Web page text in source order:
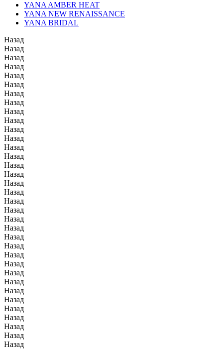
YANA AMBER HEAT
YANA NEW RENAISSANCE
YANA BRIDAL
Назад
Назад
Назад
Назад
Назад
Назад
Назад
Назад
Назад
Назад
Назад
Назад
Назад
Назад
Назад
Назад
Назад
Назад
Назад
Назад
Назад
Назад
Назад
Назад
Назад
Назад
Назад
Назад
Назад
Назад
Назад
Назад
Назад
Назад
Назад